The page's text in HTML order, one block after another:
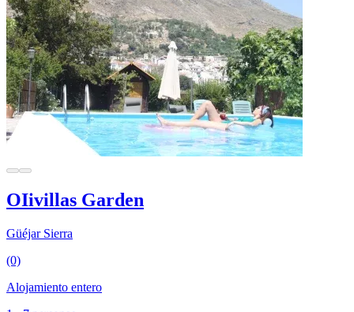
OIivillas Garden
Güéjar Sierra
(0)
Alojamiento entero